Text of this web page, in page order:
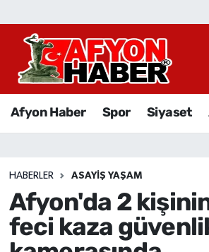
Afyon Haber Spor Siyaset
HABERLER ASAYIŞ YAŞAM
Afyon'da 2
feci kaza
Afyon Haber
Sağlık
Eğitim